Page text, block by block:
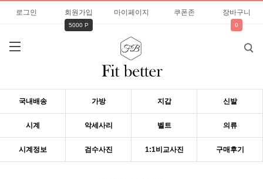
로그인 회원가입
5000 P
마이페이지 쿠폰존 장바구니
0
국내배송 가방 지갑 신발
시계 악세사리 벨트 의류
시계정보 검수사진 1:1비교사진 구매후기